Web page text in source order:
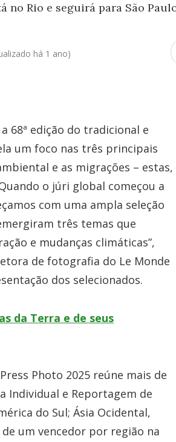
no Rio e seguirá para São
há 1 ano)
a 68ª edição do tradicional e
um foco nas três principais
e as migrações – estas,
o júri global começou a
com uma ampla seleção
três temas que
e mudanças climáticas”,
de fotografia do Le Monde
dos selecionados.
da Terra e de seus
Photo 2025 reúne mais de
Individual e Reportagem de
do Sul; Ásia Ocidental,
de um vencedor por região na